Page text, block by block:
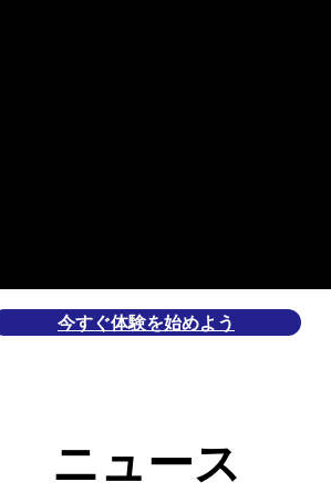
今すぐ体験を始めよう
ニュース